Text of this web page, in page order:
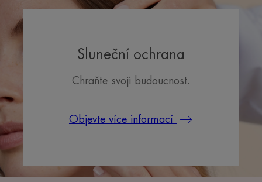
Sluneční ochrana
Chraňte svoji budoucnost.
Objevte více informací